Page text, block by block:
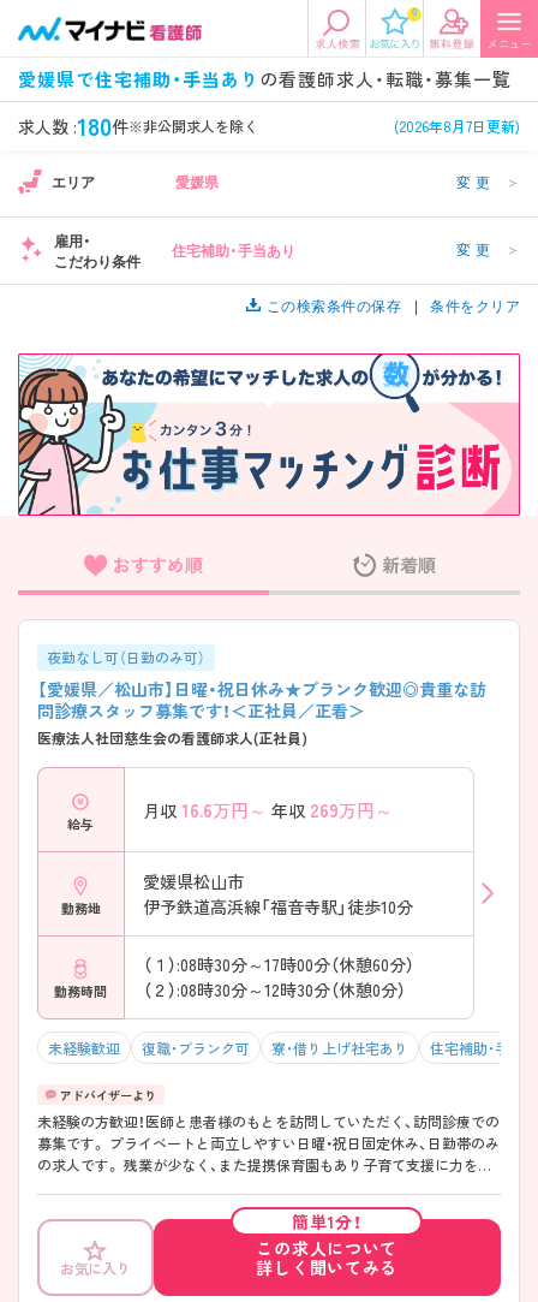
0
愛媛県で住宅補助・手当あり の看護師求人・転職・募集一覧
求人数 :180件※非公開求人を除く (2026年8月7日更新)
エリアから探す
エリアから探す 駅・路線から探す
関東
東海 関西
北海道・東北 中国・四国
九州・沖縄
希望の求人条件を選択
条件項目の選択に戻る
看護師、准看護師など 常勤、夜勤なし可など
施設形態 担当業務
病棟、外来など
診察科目
美容外科、
循環器内科など
こだわり条件
未経験歓迎、
年収
年収500万円以上など
雇用形態
正社員、契約社員など
フリーワード検索
エリア 愛媛県 変更 ＞
雇用・
こだわり条件
住宅補助・手当あり 変更 ＞
この検索条件の保存 条件をクリア
おすすめ順 新着順
夜勤なし可（日勤のみ可）
【愛媛県／松山市】日曜・祝日休み★ブランク歓迎◎貴重な訪
問診療スタッフ募集です！＜正社員／正看＞
医療法人社団慈生会の看護師求人(正社員)
給与
月収 16.6万円～ 年収 269万円～
勤務地
愛媛県松山市
伊予鉄道高浜線「福音寺駅」徒歩10分
勤務時間
（１）:08時30分～17時00分（休憩60分）
（２）:08時30分～12時30分（休憩0分）
未経験歓迎 復職・ブランク可 寮・借り上げ社宅あり 住宅補助・手当
未経験の方歓迎！医師と患者様のもとを訪問していただく、訪問診療での
募集です。 プライベートと両立しやすい日曜・祝日固定休み、日勤帯のみ
の求人です。 残業が少なく、また提携保育園もあり子育て支援に力を入
お気に入り
簡単1分！
この求人について
詳しく聞いてみる